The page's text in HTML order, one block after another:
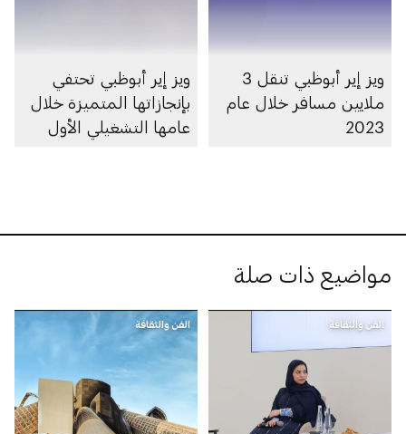
ويز إير أبوظبي تنقل 3
ملايين مسافر خلال عام
2023
ويز إير أبوظبي تحتفي
بإنجازاتها المتميزة خلال
عامها التشغيلي الأول
مواضيع ذات صلة
الفن والثقافة الفن والثقافة